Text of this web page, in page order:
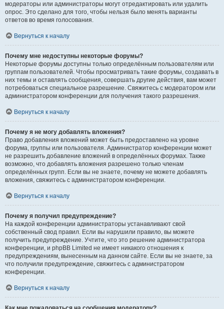
модераторы или администраторы могут отредактировать или удалить
опрос. Это сделано для того, чтобы нельзя было менять варианты
ответов во время голосования.
Вернуться к началу
Почему мне недоступны некоторые форумы?
Некоторые форумы доступны только определённым пользователям или
группам пользователей. Чтобы просматривать такие форумы, создавать в
них темы и оставлять сообщения, совершать другие действия, вам может
потребоваться специальное разрешение. Свяжитесь с модератором или
администратором конференции для получения такого разрешения.
Вернуться к началу
Почему я не могу добавлять вложения?
Право добавления вложений может быть предоставлено на уровне
форума, группы или пользователя. Администратор конференции может
не разрешить добавление вложений в определённых форумах. Также
возможно, что добавлять вложения разрешено только членам
определённых групп. Если вы не знаете, почему не можете добавлять
вложения, свяжитесь с администратором конференции.
Вернуться к началу
Почему я получил предупреждение?
На каждой конференции администраторы устанавливают свой
собственный свод правил. Если вы нарушили правило, вы можете
получить предупреждение. Учтите, что это решение администратора
конференции, и phpBB Limited не имеет никакого отношения к
предупреждениям, вынесенным на данном сайте. Если вы не знаете, за
что получили предупреждение, свяжитесь с администратором
конференции.
Вернуться к началу